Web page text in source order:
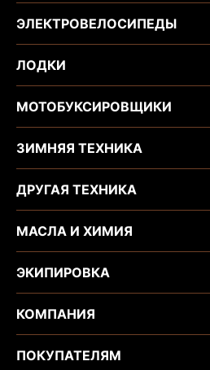
ЭЛЕКТРОВЕЛОСИПЕДЫ
ЛОДКИ
МОТОБУКСИРОВЩИКИ
ЗИМНЯЯ ТЕХНИКА
ДРУГАЯ ТЕХНИКА
МАСЛА И ХИМИЯ
ЭКИПИРОВКА
КОМПАНИЯ
ПОКУПАТЕЛЯМ